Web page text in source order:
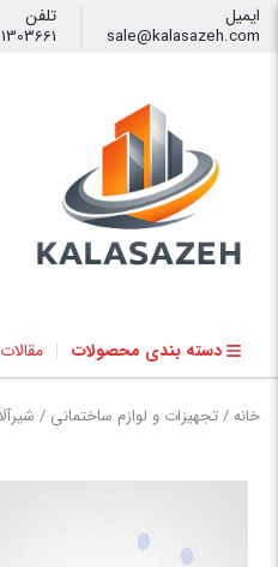
ایمیل
sale@kalasazeh.com
تلفن
دسته بندی محصولات
خانه/تجهیزات و لوازم ساختمانی /